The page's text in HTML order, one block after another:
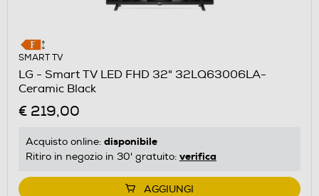
SMART TV
LG - Smart TV LED FHD 32" 32LQ63006LA-
Ceramic Black
€ 219,00
Acquisto online: disponibile
Ritiro in negozio in 30' gratuito: verifica
AGGIUNGI